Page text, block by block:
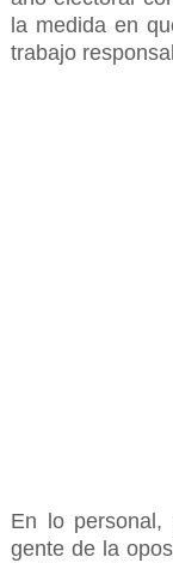
la medida en
trabajo
En lo personal,
gente de la